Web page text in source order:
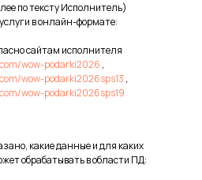
по тексту Исполнитель)
в онлайн-формате:
сайтам исполнителя
wow-podarki2026 ,
wow-podarki2026sps13 ,
wow-podarki2026sps19
какие данные и для каких
обрабатывать в области ПД: